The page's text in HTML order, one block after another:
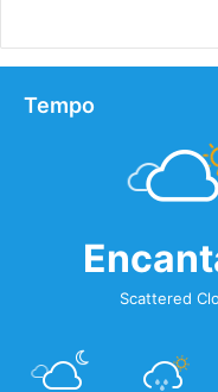
Tempo
Scattered